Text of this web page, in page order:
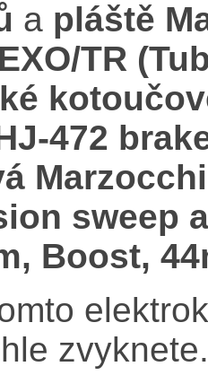
a pláště
TR
472
sweep
Boost,
zvyknete.